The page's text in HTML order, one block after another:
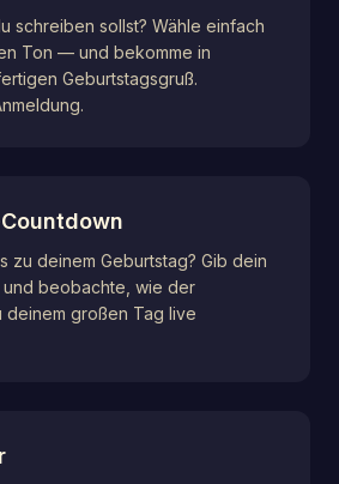
schreiben sollst? Wähle einfach
Ton — und bekomme in
Geburtstagsgruß.
zu deinem Geburtstag? Gib dein
und beobachte, wie der
deinem großen Tag live